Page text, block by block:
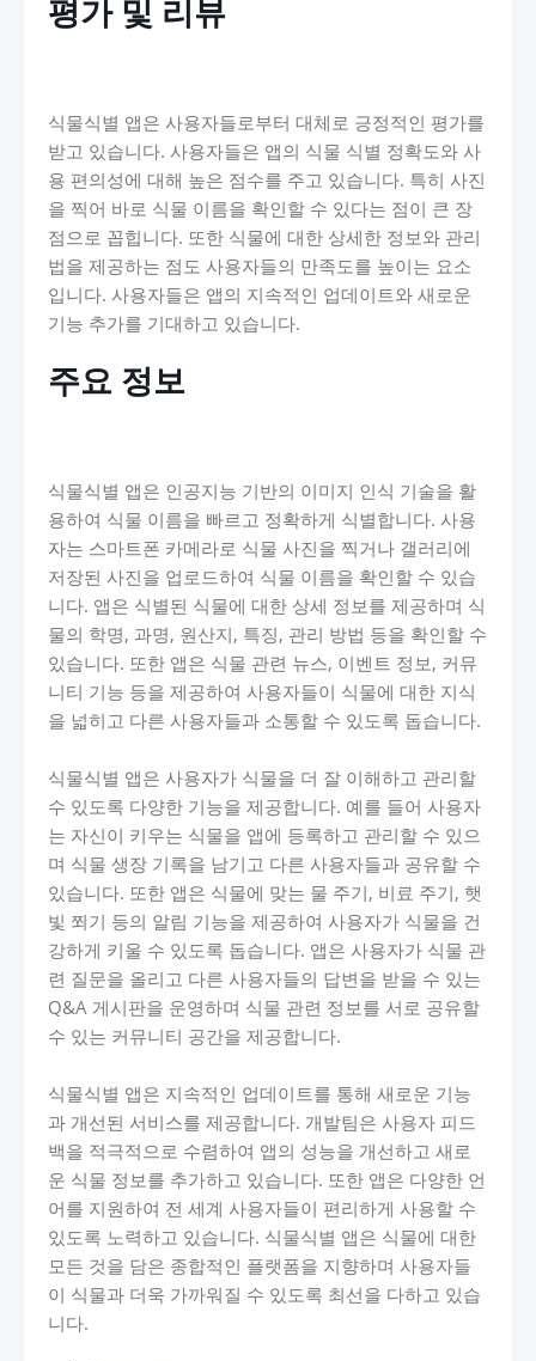
평가 및 리뷰
식물식별 앱은 사용자들로부터 대체로 긍정적인 평가를
받고 있습니다. 사용자들은 앱의 식물 식별 정확도와 사
용 편의성에 대해 높은 점수를 주고 있습니다. 특히 사진
을 찍어 바로 식물 이름을 확인할 수 있다는 점이 큰 장
점으로 꼽힙니다. 또한 식물에 대한 상세한 정보와 관리
법을 제공하는 점도 사용자들의 만족도를 높이는 요소
입니다. 사용자들은 앱의 지속적인 업데이트와 새로운
기능 추가를 기대하고 있습니다.
주요 정보
식물식별 앱은 인공지능 기반의 이미지 인식 기술을 활
용하여 식물 이름을 빠르고 정확하게 식별합니다. 사용
자는 스마트폰 카메라로 식물 사진을 찍거나 갤러리에
저장된 사진을 업로드하여 식물 이름을 확인할 수 있습
니다. 앱은 식별된 식물에 대한 상세 정보를 제공하며 식
물의 학명, 과명, 원산지, 특징, 관리 방법 등을 확인할 수
있습니다. 또한 앱은 식물 관련 뉴스, 이벤트 정보, 커뮤
니티 기능 등을 제공하여 사용자들이 식물에 대한 지식
을 넓히고 다른 사용자들과 소통할 수 있도록 돕습니다.
식물식별 앱은 사용자가 식물을 더 잘 이해하고 관리할
수 있도록 다양한 기능을 제공합니다. 예를 들어 사용자
는 자신이 키우는 식물을 앱에 등록하고 관리할 수 있으
며 식물 생장 기록을 남기고 다른 사용자들과 공유할 수
있습니다. 또한 앱은 식물에 맞는 물 주기, 비료 주기, 햇
빛 쬐기 등의 알림 기능을 제공하여 사용자가 식물을 건
강하게 키울 수 있도록 돕습니다. 앱은 사용자가 식물 관
련 질문을 올리고 다른 사용자들의 답변을 받을 수 있는
Q&A 게시판을 운영하며 식물 관련 정보를 서로 공유할
수 있는 커뮤니티 공간을 제공합니다.
식물식별 앱은 지속적인 업데이트를 통해 새로운 기능
과 개선된 서비스를 제공합니다. 개발팀은 사용자 피드
백을 적극적으로 수렴하여 앱의 성능을 개선하고 새로
운 식물 정보를 추가하고 있습니다. 또한 앱은 다양한 언
어를 지원하여 전 세계 사용자들이 편리하게 사용할 수
있도록 노력하고 있습니다. 식물식별 앱은 식물에 대한
모든 것을 담은 종합적인 플랫폼을 지향하며 사용자들
이 식물과 더욱 가까워질 수 있도록 최선을 다하고 있습
니다.